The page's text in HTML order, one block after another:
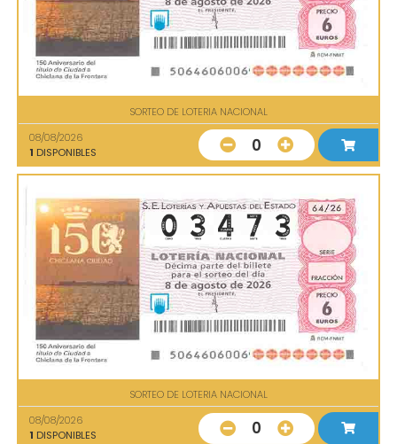
SORTEO DE LOTERIA NACIONAL
08/08/2026
1 DISPONIBLES 0
SORTEO DE LOTERIA NACIONAL
08/08/2026
1 DISPONIBLES 0